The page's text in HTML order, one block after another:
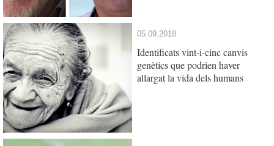
05.09.2018
Identificats vint-i-cinc canvis
genètics que podrien haver
allargat la vida dels humans